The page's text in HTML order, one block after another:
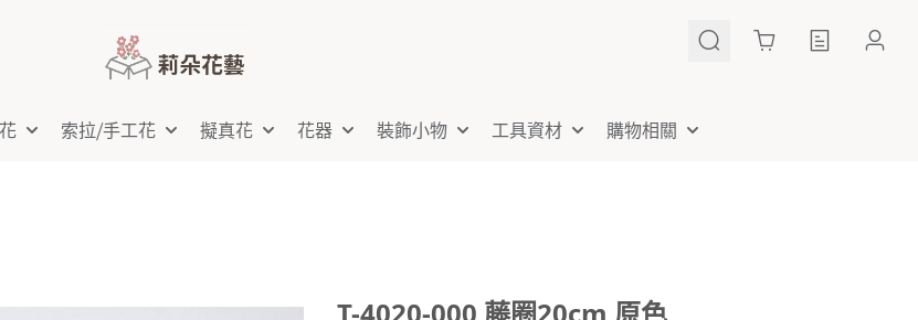
Cart
索拉⧸手工花 擬真花 花器 裝飾小物 工具資材 購物相關
T-4020-000 藤圈20cm 原色